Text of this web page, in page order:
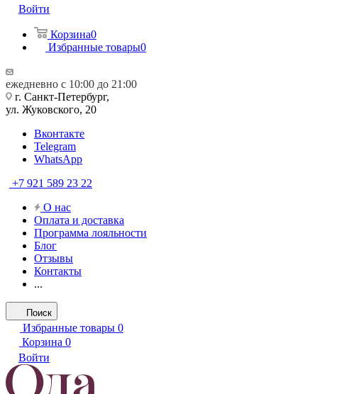
Войти
Корзина0
Избранные товары0
ежедневно с 10:00 до 21:00
г. Санкт-Петербург,
ул. Жуковского, 20
Вконтакте
Telegram
WhatsApp
+7 921 589 23 22
О нас
Оплата и доставка
Программа лояльности
Блог
Отзывы
Контакты
...
Поиск
Избранные товары 0
Корзина 0
Войти